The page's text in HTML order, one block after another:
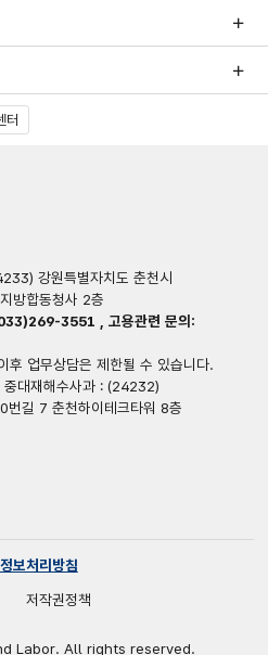
터
강원특별자치도 춘천시
방합동청사 2층
3551 , 고용관련 문의:
업무상담은 제한될 수 있습니다.
중대재해수사과 : (24232)
번길 7 춘천하이테크타워 8층
보처리방침
저작권정책
Labor. All rights reserved.